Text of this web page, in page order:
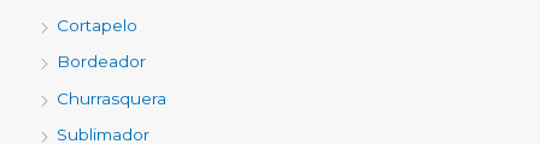
Cortapelo
Bordeador
Churrasquera
Sublimador